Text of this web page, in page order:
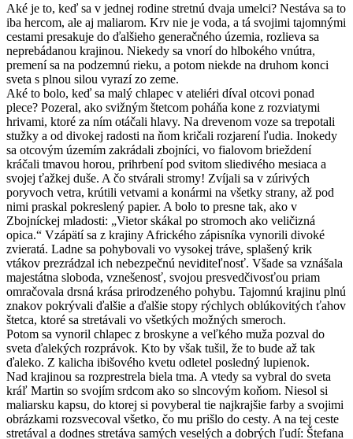
Aké je to, keď sa v jednej rodine stretnú dvaja umelci? Nestáva sa to
iba hercom, ale aj maliarom. Krv nie je voda, a tá svojimi tajomnými
cestami presakuje do ďalšieho generačného územia, rozlieva sa
neprebádanou krajinou. Niekedy sa vnorí do hlbokého vnútra,
premení sa na podzemnú rieku, a potom niekde na druhom konci
sveta s plnou silou vyrazí zo zeme.
Aké to bolo, keď sa malý chlapec v ateliéri díval otcovi ponad
plece? Pozeral, ako svižným štetcom poháňa kone z rozviatymi
hrivami, ktoré za ním otáčali hlavy. Na drevenom voze sa trepotali
stužky a od divokej radosti na ňom kričali rozjarení ľudia. Inokedy
sa otcovým územím zakrádali zbojníci, vo fialovom brieždení
kráčali tmavou horou, prihrbení pod svitom sliedivého mesiaca a
svojej ťažkej duše. A čo stvárali stromy! Zvíjali sa v zúrivých
poryvoch vetra, krútili vetvami a konármi na všetky strany, až pod
nimi praskal pokreslený papier. A bolo to presne tak, ako v
Zbojníckej mladosti: „Vietor skákal po stromoch ako veličizná
opica.“ Vzápätí sa z krajiny Afrického zápisníka vynorili divoké
zvieratá. Ladne sa pohybovali vo vysokej tráve, splašený krik
vtákov prezrádzal ich nebezpečnú neviditeľnosť. Všade sa vznášala
majestátna sloboda, vznešenosť, svojou presvedčivosťou priam
omračovala drsná krása prirodzeného pohybu. Tajomnú krajinu plnú
znakov pokrývali ďalšie a ďalšie stopy rýchlych oblúkovitých ťahov
štetca, ktoré sa stretávali vo všetkých možných smeroch.
Potom sa vynoril chlapec z broskyne a veľkého muža pozval do
sveta ďalekých rozprávok. Kto by však tušil, že to bude až tak
ďaleko. Z kalicha ibišového kvetu odletel posledný lupienok.
Nad krajinou sa rozprestrela biela tma. A vtedy sa vybral do sveta
kráľ Martin so svojím srdcom ako so slncovým koňom. Niesol si
maliarsku kapsu, do ktorej si povyberal tie najkrajšie farby a svojimi
obrázkami rozsvecoval všetko, čo mu prišlo do cesty. A na tej ceste
stretával a dodnes stretáva samých veselých a dobrých ľudí: Štefana